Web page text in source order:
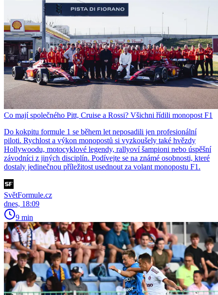
Co mají společného Pitt, Cruise a Rossi? Všichni řídili monopost F1
Do kokpitu formule 1 se během let neposadili jen profesionální
piloti. Rychlost a výkon monopostů si vyzkoušely také hvězdy
Hollywoodu, motocyklové legendy, rallyoví šampioni nebo úspěšní
závodníci z jiných disciplín. Podívejte se na známé osobnosti, které
dostaly jedinečnou příležitost usednout za volant monopostu F1.
SvětFormule.cz
dnes, 18:09
9 min